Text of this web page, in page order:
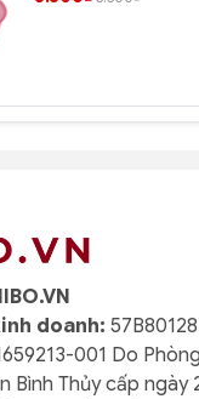
doanh:
001 Do
Bình Thủy cấp ngày